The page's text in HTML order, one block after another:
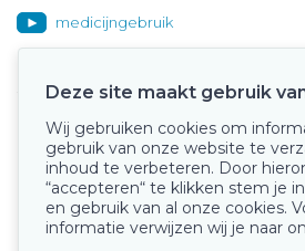
medicijngebruik
Onze
Deze site maakt gebruik
Wij gebruiken cookies om
gebruik van onze website te
inhoud te verbeteren. Door
“accepteren“ te klikken stem je
en gebruik van al onze cookies.
informatie verwijzen wij je naar